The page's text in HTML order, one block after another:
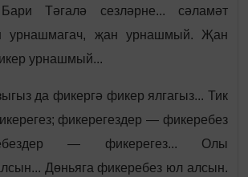
Тәгалә сезләрне... сәламәт
урнашмагач, җан урнашмый. Җан
урнашмый...
да фикергә фикер ялгагыз... Тик
фикерегездер — фикеребез
— фикерегез... Олы
Дөньяга фикеребез юл алсын.